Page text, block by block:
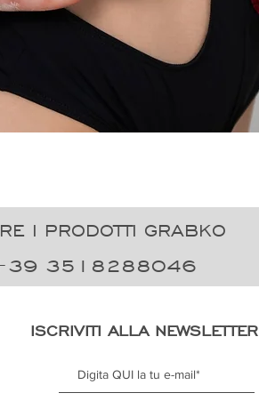
I PRODOTTI GRABKO
+39 3518288046
ISCRIVITI ALLA NEWSLETTER